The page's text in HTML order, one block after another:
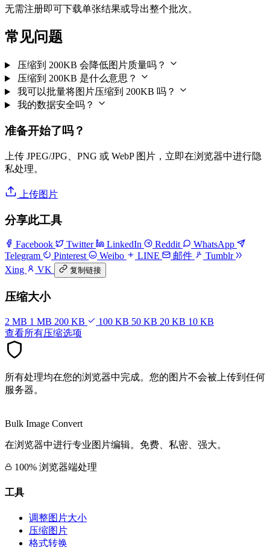
无需注册即可下载单张结果或导出整个批次。
常见问题
压缩到 200KB 会降低图片质量吗？
压缩到 200KB 是什么意思？
我可以批量将图片压缩到 200KB 吗？
我的数据安全吗？
准备开始了吗？
上传 JPEG/JPG、PNG 或 WebP 图片，立即在浏览器中进行隐
私处理。
上传图片
分享此工具
Facebook Twitter LinkedIn Reddit
WhatsApp
Telegram
Pinterest Weibo LINE 邮件
Tumblr
Xing
VK 复制链接
压缩大小
2 MB 1 MB 200 KB 100 KB 50 KB 20 KB 10 KB
查看所有压缩选项
所有处理均在您的浏览器中完成。您的图片不会被上传到任何
服务器。
Bulk Image Convert
在浏览器中进行专业图片编辑。免费、私密、强大。
100% 浏览器端处理
工具
调整图片大小
压缩图片
格式转换